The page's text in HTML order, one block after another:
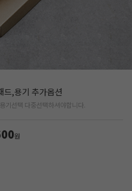
,용기 추가옵션
선택 다중선택하셔야합니다.
원